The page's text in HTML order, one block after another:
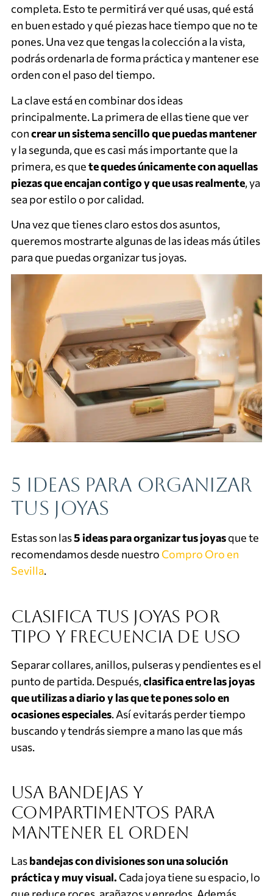
completa. Esto te permitirá ver qué usas, qué está
en buen estado y qué piezas hace tiempo que no te
pones. Una vez que tengas la colección a la vista,
podrás ordenarla de forma práctica y mantener ese
orden con el paso del tiempo.
La clave está en combinar dos ideas
principalmente. La primera de ellas tiene que ver
concrear un sistema sencillo que puedas mantener
y la segunda, que es casi más importante que la
primera, es quete quedes únicamente con aquellas
piezas que encajan contigo y que usas realmente, ya
sea por estilo o por calidad.
Una vez que tienes claro estos dos asuntos,
queremos mostrarte algunas de las ideas más útiles
para que puedas organizar tus joyas.
5 ideas para organizar
tus joyas
Estas son las5 ideas para organizar tus joyasque te
recomendamos desde nuestro Compro Oro en
Sevilla.
Clasifica tus joyas por
tipo y frecuencia de uso
Separar collares, anillos, pulseras y pendientes es el
punto de partida. Después,clasifica entre las joyas
que utilizas a diario y las que te pones solo en
ocasiones especiales. Así evitarás perder tiempo
buscando y tendrás siempre a mano las que más
usas.
Usa bandejas y
compartimentos para
mantener el orden
Lasbandejas con divisiones son una solución
práctica y muy visual. Cada joya tiene su espacio, lo